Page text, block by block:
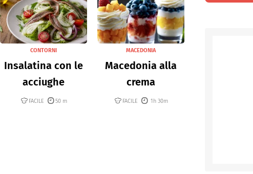
CONTORNI
Insalatina con le
acciughe
FACILE 50 m
MACEDONIA
Macedonia alla
crema
FACILE 1h 30m